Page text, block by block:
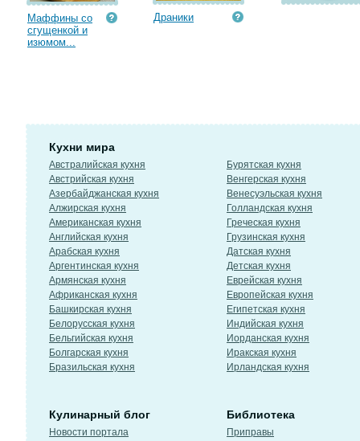
Маффины со
сгущенкой и
изюмом...
Драники
Кухни мира
Австралийская кухня
Австрийская кухня
Азербайджанская кухня
Алжирская кухня
Американская кухня
Английская кухня
Арабская кухня
Аргентинская кухня
Армянская кухня
Африканская кухня
Башкирская кухня
Белорусская кухня
Бельгийская кухня
Болгарская кухня
Бразильская кухня
Бурятская кухня
Венгерская кухня
Венесуэльская кухня
Голландская кухня
Греческая кухня
Грузинская кухня
Датская кухня
Детская кухня
Еврейская кухня
Европейская кухня
Египетская кухня
Индийская кухня
Иорданская кухня
Иракская кухня
Ирландская кухня
Кулинарный блог
Новости портала
Библиотека
Приправы